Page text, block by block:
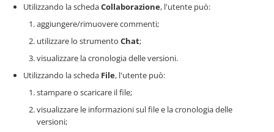
Utilizzando la schedaCollaborazione, l'utente può:
aggiungere/rimuovere commenti;
utilizzare lo strumento Chat;
visualizzare la cronologia delle versioni.
Utilizzando la scheda File, l'utente può:
stampare o scaricare il file;
visualizzare le informazioni sul file e la cronologia delle
versioni;